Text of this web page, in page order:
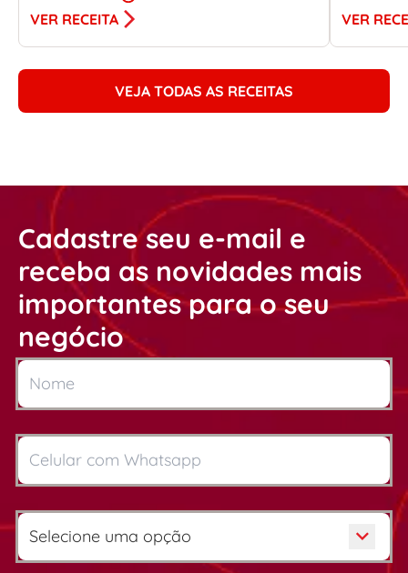
VER RECEITA VER
VEJA TODAS AS RECEITAS
Cadastre seu e-mail e
receba as novidades mais
importantes para o seu
negócio